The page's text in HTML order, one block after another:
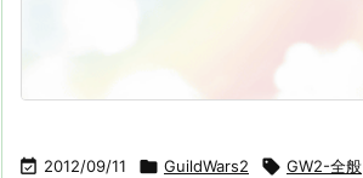
 2012/09/11  GuildWars2  GW2-全般